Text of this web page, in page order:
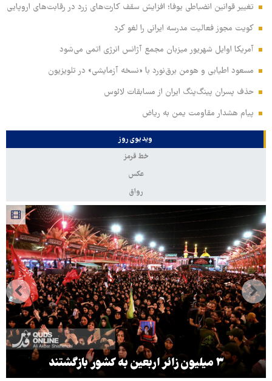
تغییر قوانین انضباطی یوفا؛ افزایش سقف کارت‌های زرد در رقابت‌های اروپایی
کویت مجوز فعالیت مدرسه ایرانی را لغو کرد
آمریکا اوایل شهریور میزبان مجمع آژانس انرژی اتمی می‌شود
مسعود اطیابی و هومن برق‌نورد با «نسخه آزمایشی» در تلویزیون
حذف پسران پینگ‌پنگ ایران از مسابقات لائوس
پیام هشدار مقاومت یمن به ریاض
ویدیوی روز
خط قرمز
عکس
رواق
۳ میلیون زائر اربعین به کشور بازگشتند